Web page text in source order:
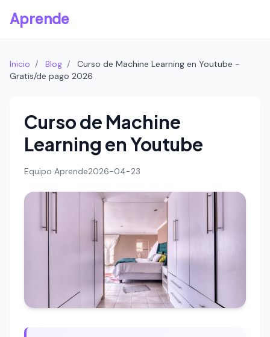
Aprende
Inicio / Blog /
Curso de Machine Learning en Youtube -
Gratis/de pago 2026
Curso de Machine
Learning en Youtube
Equipo Aprende2026-04-23